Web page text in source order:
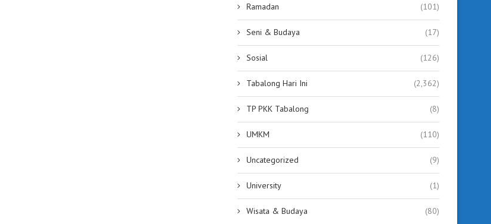
Ramadan (101)
Seni & Budaya (17)
Sosial (126)
Tabalong Hari Ini (2,362)
TP PKK Tabalong (8)
UMKM (110)
Uncategorized (9)
University (1)
Wisata & Budaya (80)